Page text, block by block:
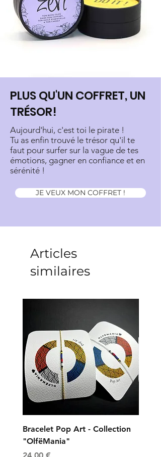
PLUS QU'UN COFFRET, UN
TRÉSOR!
Aujourd'hui, c'est toi le pirate !
Tu as enfin trouvé le trésor qu'il te
faut pour surfer sur la vague de tes
émotions, gagner en confiance et en
sérénité !
JE VEUX MON COFFRET !
Articles
similaires
Bracelet Pop Art - Collection
"OlfëMania"
Prix
24,00 €